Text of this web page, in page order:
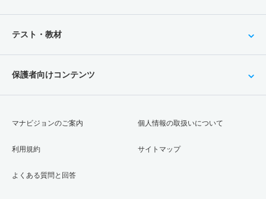
テスト・教材
保護者向けコンテンツ
マナビジョンのご案内
利用規約
よくある質問と回答
個人情報の取扱いについて
サイトマップ